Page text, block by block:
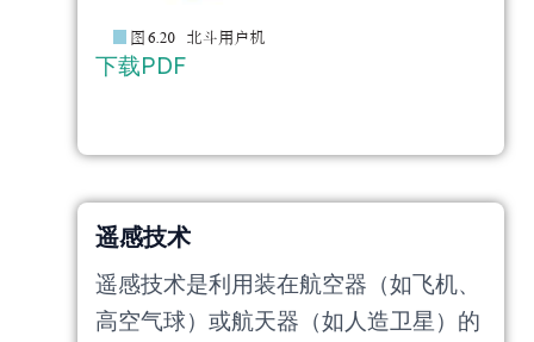
下载PDF
遥感技术
遥感技术是利用装在航空器（如飞机、
高空气球）或航天器（如人造卫星）的